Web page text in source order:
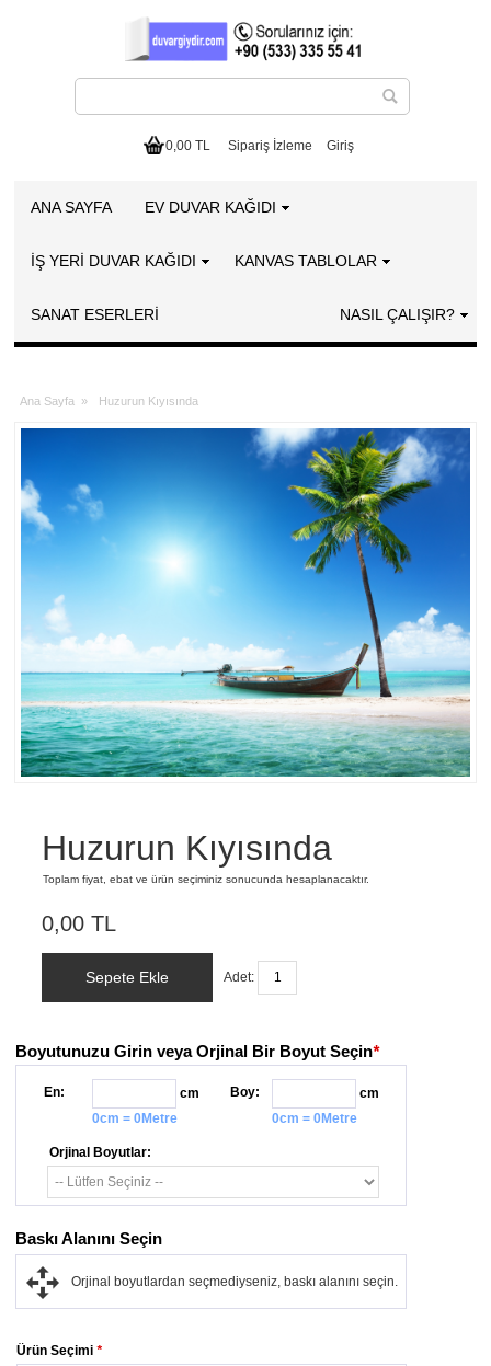
0,00 TL Sipariş İzleme Giriş
ANA SAYFA EV DUVAR KAĞIDI
İŞ YERİ DUVAR KAĞIDI KANVAS TABLOLAR
SANAT ESERLERI NASIL ÇALIŞIR?
Ana Sayfa » Huzurun Kıyısında
Huzurun Kıyısında
Toplam fiyat, ebat ve ürün seçiminiz sonucunda hesaplanacaktır.
0,00 TL
Sepete Ekle Adet:
Boyutunuzu Girin veya Orjinal Bir Boyut Seçin*
En:
cm
0cm = 0Metre
Boy:
cm
0cm = 0Metre
Orjinal Boyutlar:
*
Ürün Seçimi
Baskı Alanını Seçin
Orjinal boyutlardan seçmediyseniz, baskı alanını seçin.